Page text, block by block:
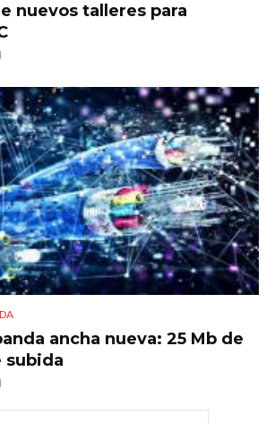
nuevos talleres para
ancha nueva: 25 Mb de
subida